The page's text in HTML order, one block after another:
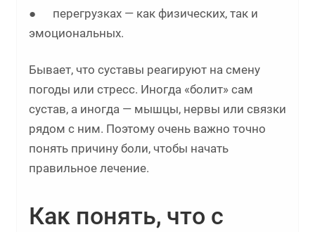
● перегрузках — как физических, так и
эмоциональных.
Бывает, что суставы реагируют на смену
погоды или стресс. Иногда «болит» сам
сустав, а иногда — мышцы, нервы или связки
рядом с ним. Поэтому очень важно точно
понять причину боли, чтобы начать
правильное лечение.
Как понять, что с